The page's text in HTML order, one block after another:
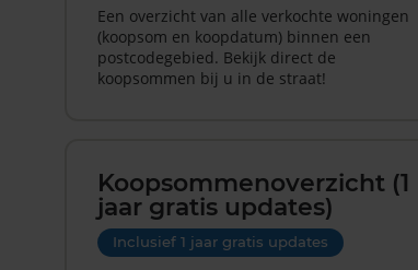
Een overzicht van alle verkochte woningen
(koopsom en koopdatum) binnen een
postcodegebied. Bekijk direct de
koopsommen bij u in de straat!
Koopsommenoverzicht (1
jaar gratis updates)
Inclusief 1 jaar gratis updates